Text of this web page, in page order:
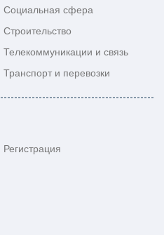
Социальная сфера
Строительство
Телекоммуникации и связь
Транспорт и перевозки
Регистрация